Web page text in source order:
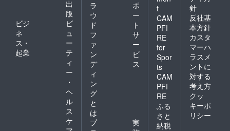
出
版
ビジ
ネ
ス・
起業
ビ
ュ
ー
テ
ィ
ー
・
ヘ
ル
ス
ケ
ラ
ウ
ド
フ
ァ
ン
デ
ィ
ン
グ
と
は
ポ
ー
ト
サ
ー
ビ
ス
プ
実
t
CAM
PFI
RE
for
Spor
ts
CAM
PFI
RE
ふる
さと
納税
針
反社基
本方針
カスタ
マーハ
ラスメ
ントに
対する
考え方
クッ
キーポ
リシー